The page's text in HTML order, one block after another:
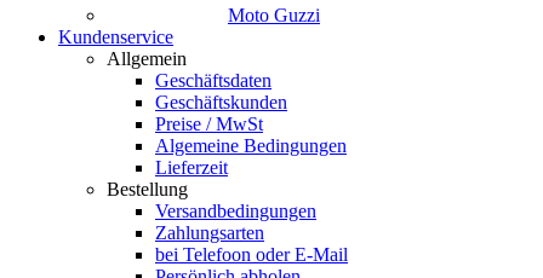
Moto Guzzi
Kundenservice
Allgemein
Geschäftsdaten
Geschäftskunden
Preise / MwSt
Algemeine Bedingungen
Lieferzeit
Bestellung
Versandbedingungen
Zahlungsarten
bei Telefoon oder E-Mail